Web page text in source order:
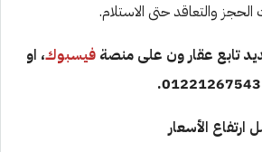
الحجز والتعاقد حتى الاستلام.
تابع عقار ون على منصة فيسبوك، او
الأسعار